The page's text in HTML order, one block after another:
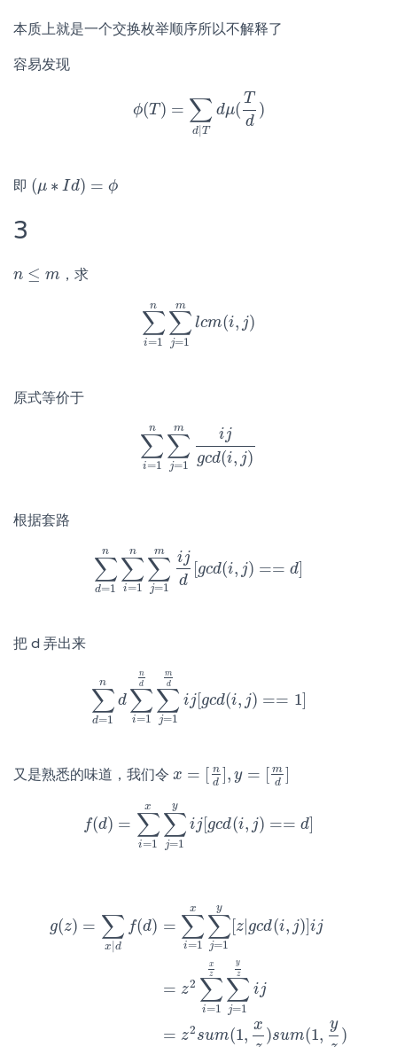
本质上就是一个交换枚举顺序所以不解释了
容易发现
ϕ(T ) = ∑
d| T
dμ(
T
d
)
ϕ( T) =∑ d| dμ(Td)
即 (μ ∗ Id) = ϕ
(μ∗I d)=ϕ
3
n ≤ m
n≤m ，求
∑
i=1
n ∑
j=1
m
lcm(i, j)
∑i= n =1mlcm (i
原式等价于
∑
i=1
n ∑
j=1
m ij
gcd(i, j)
∑i= n =1mijgcd(
根据套路
∑
d=1
n ∑
i=1
n ∑
j=1
m ij
d
[gcd(i, j) == d]
∑d 1n i= n∑j =1mijd [gcd(i,j) ==
把 d 弄出来
∑
d=1
n
d ∑
i=1
n
d
∑
j=1
m
d
ij[gcd(i, j) == 1]
∑d =1 nd =1 nd∑j=1mdij[ gcd( j)
又是熟悉的味道，我们令 x = [ n
d ], y = [ m
d ]
x=[n d], y=[ md
f(d) = ∑
i=1
x ∑
j=1
y
ij[gcd(i, j) == d]
f(d )= i= x∑ =1yij[gcd( i,j ) ==d]
g(z) = ∑
x |d
f(d) = ∑
i=1
x ∑
j=1
y
[z gcd(i, j)]ij
= z2 ∑
i=1
x
z
∑
j=1
y
z
ij
= z2sum(1,
x
)sum(1,
y
)
∑j =1y [z|gc d (